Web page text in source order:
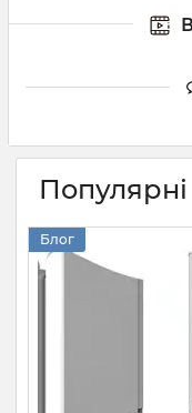
Популярні
Блог